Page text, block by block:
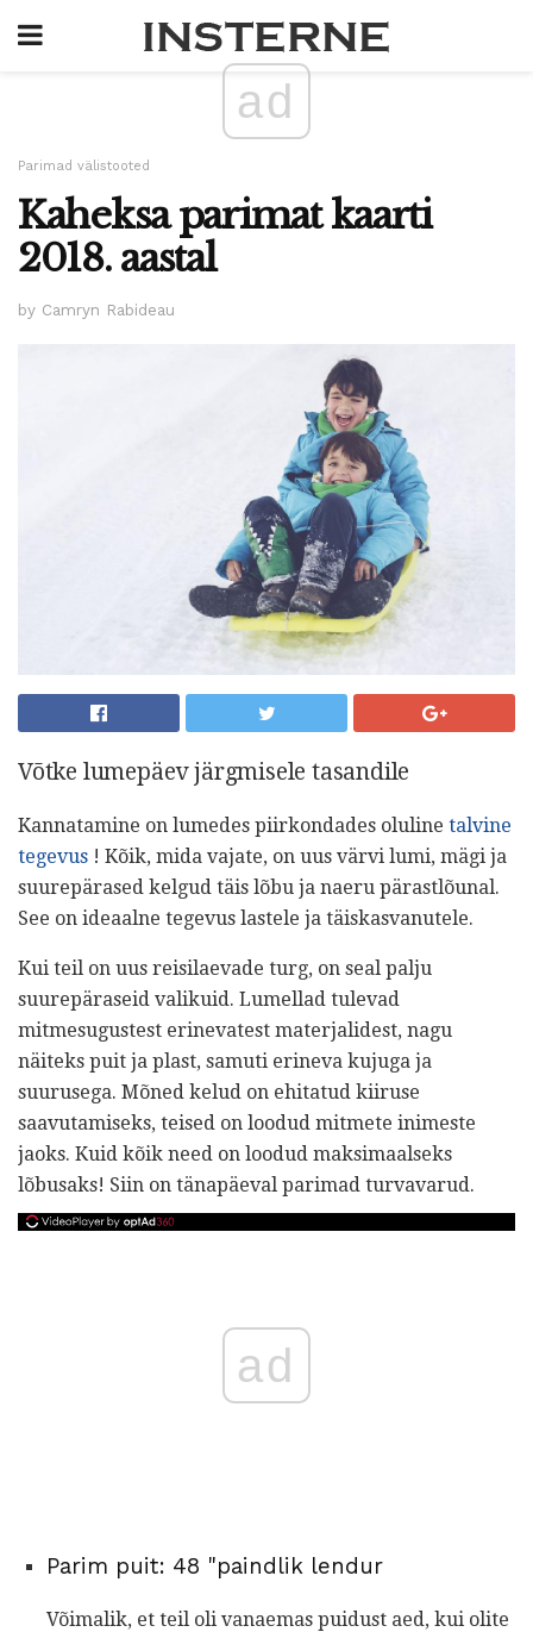
ad
Parimad välistooted
Kaheksa parimat kaarti
2018. aastal
by Camryn Rabideau
Võtke lumepäev järgmisele tasandile
Kannatamine on lumedes piirkondades oluline talvine
tegevus ! Kõik, mida vajate, on uus värvi lumi, mägi ja
suurepärased kelgud täis lõbu ja naeru pärastlõunal.
See on ideaalne tegevus lastele ja täiskasvanutele.
Kui teil on uus reisilaevade turg, on seal palju
suurepäraseid valikuid. Lumellad tulevad
mitmesugustest erinevatest materjalidest, nagu
näiteks puit ja plast, samuti erineva kujuga ja
suurusega. Mõned kelud on ehitatud kiiruse
saavutamiseks, teised on loodud mitmete inimeste
jaoks. Kuid kõik need on loodud maksimaalseks
lõbusaks! Siin on tänapäeval parimad turvavarud.
ad
Parim puit: 48 "paindlik lendur
Võimalik, et teil oli vanaemas puidust aed, kui olite